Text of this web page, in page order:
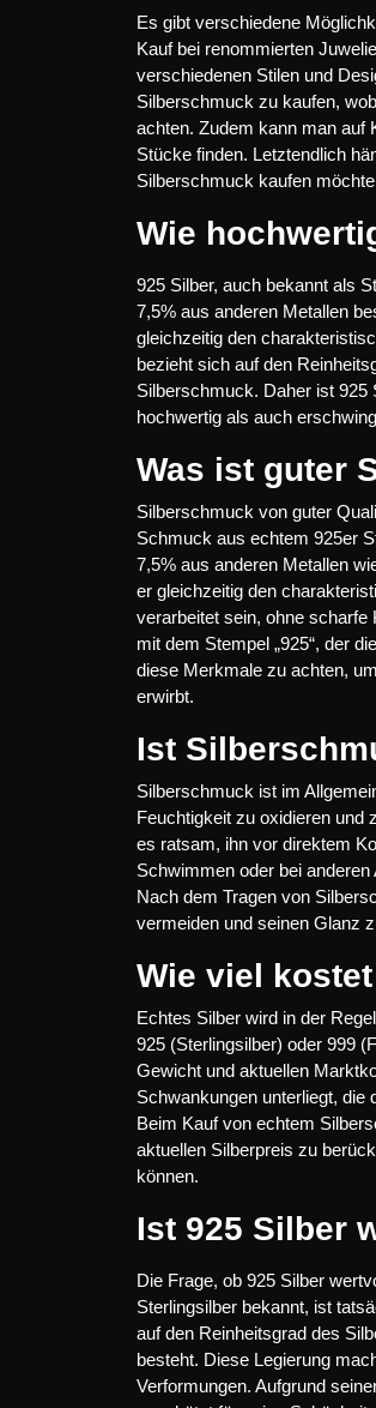
Es gibt verschiedene
Kauf bei renommierten
verschiedenen Stilen und
Silberschmuck zu kaufen,
achten. Zudem kann man auf
Stücke finden. Letztendlich
Silberschmuck kaufen
Wie
925 Silber, auch bekannt als
7,5% aus anderen Metallen
gleichzeitig den
bezieht sich auf den
Silberschmuck. Daher ist 925
hochwertig als auch
Was ist guter
Silberschmuck von guter
Schmuck aus echtem 925er
7,5% aus anderen Metallen
er gleichzeitig den
verarbeitet sein, ohne
mit dem Stempel „925“, der
diese Merkmale zu achten,
erwirbt.
Ist
Silberschmuck ist im
Feuchtigkeit zu oxidieren und
es ratsam, ihn vor direktem
Schwimmen oder bei
Nach dem Tragen von
vermeiden und seinen Glanz
Wie viel
Echtes Silber wird in der
925 (Sterlingsilber) oder 999
Gewicht und aktuellen
Schwankungen unterliegt, die
Beim Kauf von echtem
aktuellen Silberpreis zu
können.
Ist 925 Silber
Die Frage, ob 925 Silber
Sterlingsilber bekannt, ist
auf den Reinheitsgrad des
besteht. Diese Legierung
Verformungen. Aufgrund